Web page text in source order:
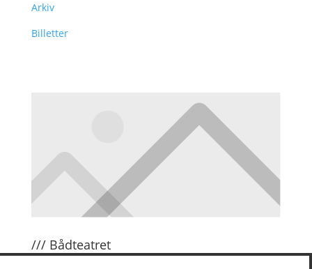
Arkiv
Billetter
/// Bådteatret